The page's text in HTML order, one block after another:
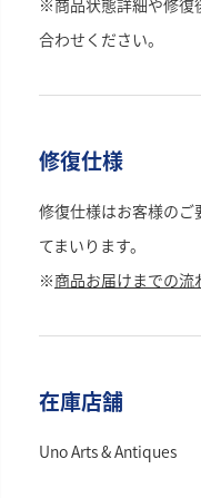
※商品状態詳細や修復
合わせください。
修復仕様
修復仕様はお客様の
てまいります。
※商品お届けまでの流
在庫店舗
Uno Arts & Antiques